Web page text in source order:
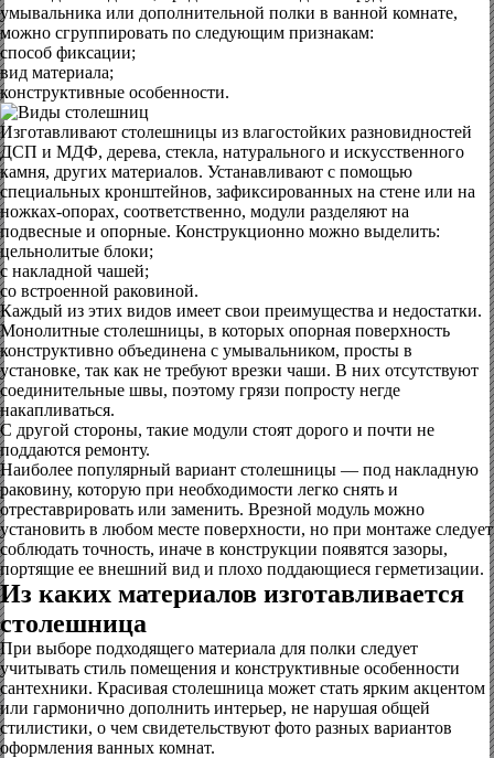
умывальника или дополнительной полки в ванной комнате,
можно сгруппировать по следующим признакам:
способ фиксации;
вид материала;
конструктивные особенности.
Изготавливают столешницы из влагостойких разновидностей
ДСП и МДФ, дерева, стекла, натурального и искусственного
камня, других материалов. Устанавливают с помощью
специальных кронштейнов, зафиксированных на стене или на
ножках-опорах, соответственно, модули разделяют на
подвесные и опорные. Конструкционно можно выделить:
цельнолитые блоки;
с накладной чашей;
со встроенной раковиной.
Каждый из этих видов имеет свои преимущества и недостатки.
Монолитные столешницы, в которых опорная поверхность
конструктивно объединена с умывальником, просты в
установке, так как не требуют врезки чаши. В них отсутствуют
соединительные швы, поэтому грязи попросту негде
накапливаться.
С другой стороны, такие модули стоят дорого и почти не
поддаются ремонту.
Наиболее популярный вариант столешницы — под накладную
раковину, которую при необходимости легко снять и
отреставрировать или заменить. Врезной модуль можно
установить в любом месте поверхности, но при монтаже следует
соблюдать точность, иначе в конструкции появятся зазоры,
портящие ее внешний вид и плохо поддающиеся герметизации.
Из каких материалов изготавливается
столешница
При выборе подходящего материала для полки следует
учитывать стиль помещения и конструктивные особенности
сантехники. Красивая столешница может стать ярким акцентом
или гармонично дополнить интерьер, не нарушая общей
стилистики, о чем свидетельствуют фото разных вариантов
оформления ванных комнат.